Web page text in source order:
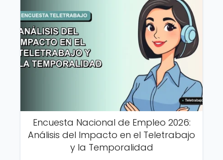
Encuesta Nacional de Empleo 2026:
Análisis del Impacto en el Teletrabajo
y la Temporalidad